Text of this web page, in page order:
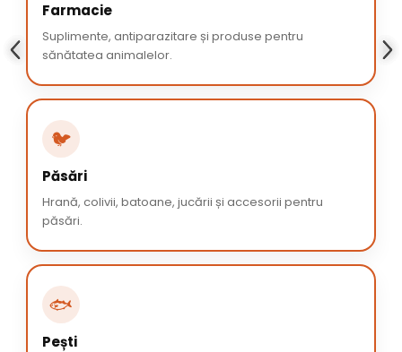
Farmacie
Suplimente, antiparazitare și produse pentru
sănătatea animalelor.
🐦
Păsări
Hrană, colivii, batoane, jucării și accesorii pentru
păsări.
🐟
Pești